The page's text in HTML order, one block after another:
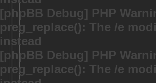
[phpBB Debug] PHP
preg_replace(): The /e
instead
[phpBB Debug] PHP
preg_replace(): The /e